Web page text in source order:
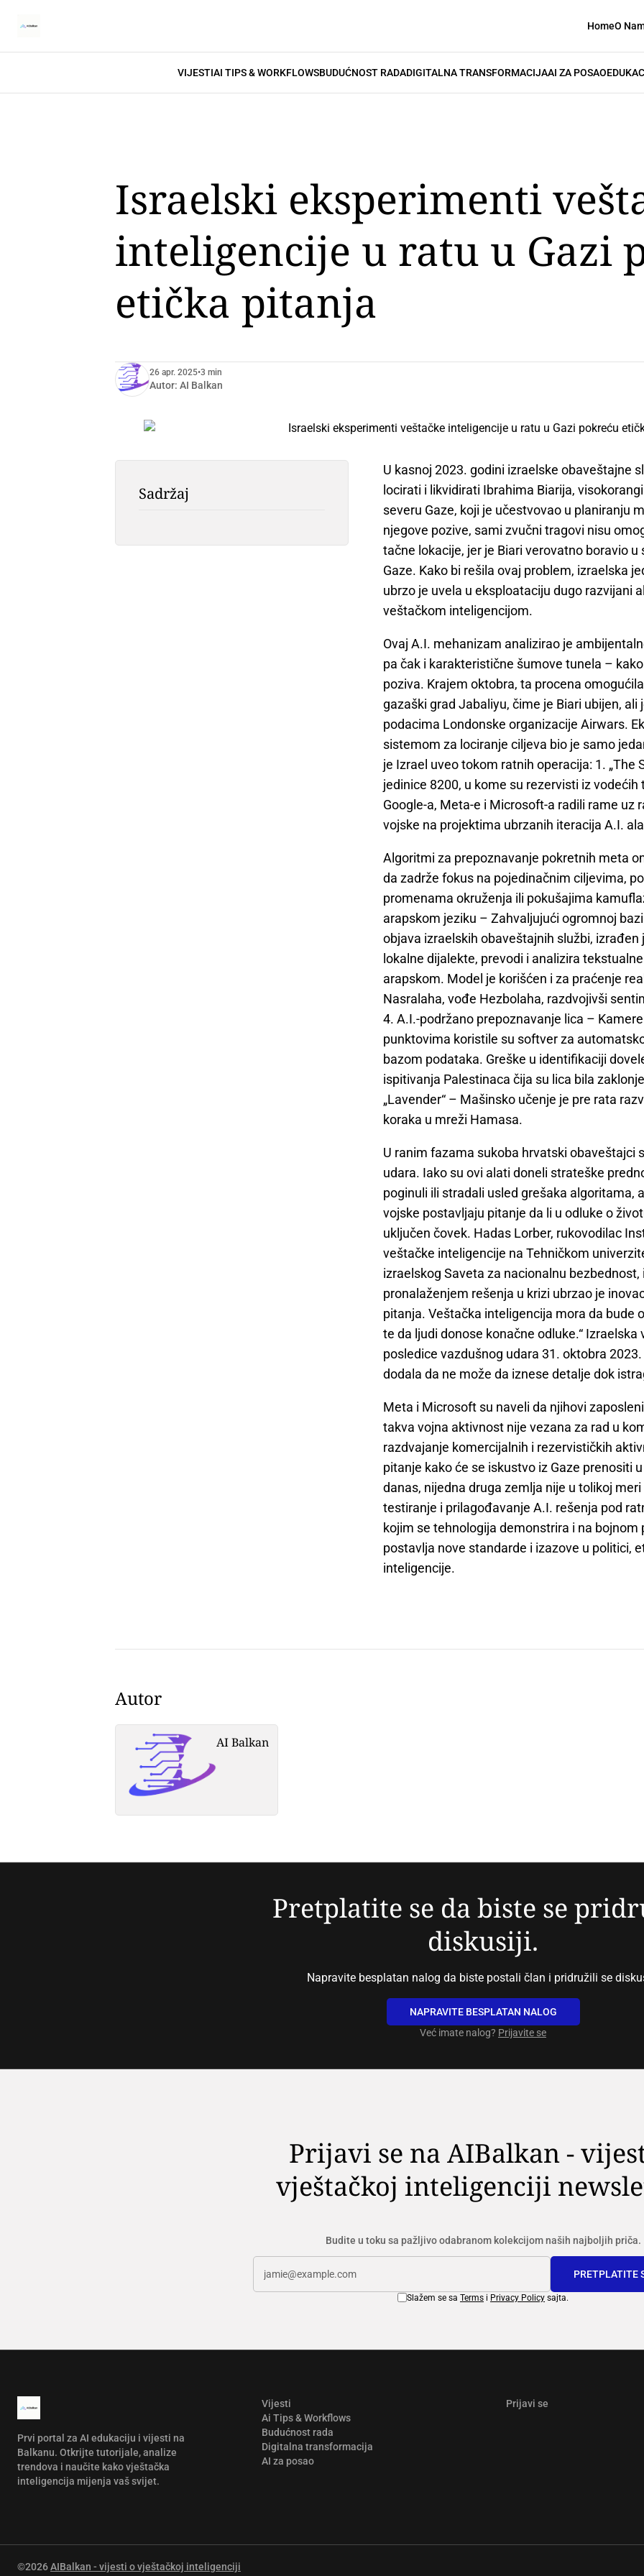
HomeO
VIJESTIAI TIPS & WORKFLOWSBUDUĆNOST RADADIGITALNA TRANSFORMACIJAAI ZA POSAO
Israelski eksperimenti
inteligencije u ratu u Gazi
etička pitanja
26 apr. 2025•3 min
Autor: AI Balkan
Sadržaj
U kasnoj 2023. godini izraelske obaveštajne
locirati i likvidirati Ibrahima Biarija,
severu Gaze, koji je učestvovao u planiranju
njegove pozive, sami zvučni tragovi nisu
tačne lokacije, jer je Biari verovatno boravio
Gaze. Kako bi rešila ovaj problem, izraelska
ubrzo je uvela u eksploataciju dugo razvijani
veštačkom inteligencijom.
Ovaj A.I. mehanizam analizirao je
pa čak i karakteristične šumove tunela –
poziva. Krajem oktobra, ta procena
gazaški grad Jabaliyu, čime je Biari ubijen,
podacima Londonske organizacije Airwars.
sistemom za lociranje ciljeva bio je samo
je Izrael uveo tokom ratnih operacija: 1. „The
jedinice 8200, u kome su rezervisti iz
Google-a, Meta-e i Microsoft-a radili rame
vojske na projektima ubrzanih iteracija A.I.
Algoritmi za prepoznavanje pokretnih meta
da zadrže fokus na pojedinačnim ciljevima,
promenama okruženja ili pokušajima
arapskom jeziku – Zahvaljujući ogromnoj
objava izraelskih obaveštajnih službi,
lokalne dijalekte, prevodi i analizira
arapskom. Model je korišćen i za praćenje
Nasralaha, vođe Hezbolaha, razdvojivši
4. A.I.-podržano prepoznavanje lica –
punktovima koristile su softver za
bazom podataka. Greške u identifikaciji
ispitivanja Palestinaca čija su lica bila
„Lavender“ – Mašinsko učenje je pre rata
koraka u mreži Hamasa.
U ranim fazama sukoba hrvatski obaveštajci
udara. Iako su ovi alati doneli strateške
poginuli ili stradali usled grešaka algoritama,
vojske postavljaju pitanje da li u odluke o
uključen čovek. Hadas Lorber, rukovodilac
veštačke inteligencije na Tehničkom
izraelskog Saveta za nacionalnu bezbednost,
pronalaženjem rešenja u krizi ubrzao je
pitanja. Veštačka inteligencija mora da bude
te da ljudi donose konačne odluke.“
posledice vazdušnog udara 31. oktobra
dodala da ne može da iznese detalje dok
Meta i Microsoft su naveli da njihovi
takva vojna aktivnost nije vezana za rad u
razdvajanje komercijalnih i rezervističkih
pitanje kako će se iskustvo iz Gaze prenositi
danas, nijedna druga zemlja nije u tolikoj
testiranje i prilagođavanje A.I. rešenja pod
kojim se tehnologija demonstrira i na
postavlja nove standarde i izazove u politici,
inteligencije.
Autor
AI Balkan
Pretplatite se da biste se
diskusiji.
Napravite besplatan nalog da biste postali član i pridružili se
NAPRAVITE BESPLATAN NALOG
Već imate nalog? Prijavite se
Prijavi se na AIBalkan -
vještačkoj inteligenciji
Budite u toku sa pažljivo odabranom kolekcijom naših najboljih priča.
PRETPLATITE
Slažem se sa Terms i Privacy Policy sajta.
Prvi portal za AI edukaciju i vijesti na
Balkanu. Otkrijte tutorijale, analize
trendova i naučite kako vještačka
inteligencija mijenja vaš svijet.
Vijesti
Ai Tips & Workflows
Budućnost rada
Digitalna transformacija
AI za posao
Prijavi se
©2026AIBalkan - vijesti o vještačkoj inteligenciji